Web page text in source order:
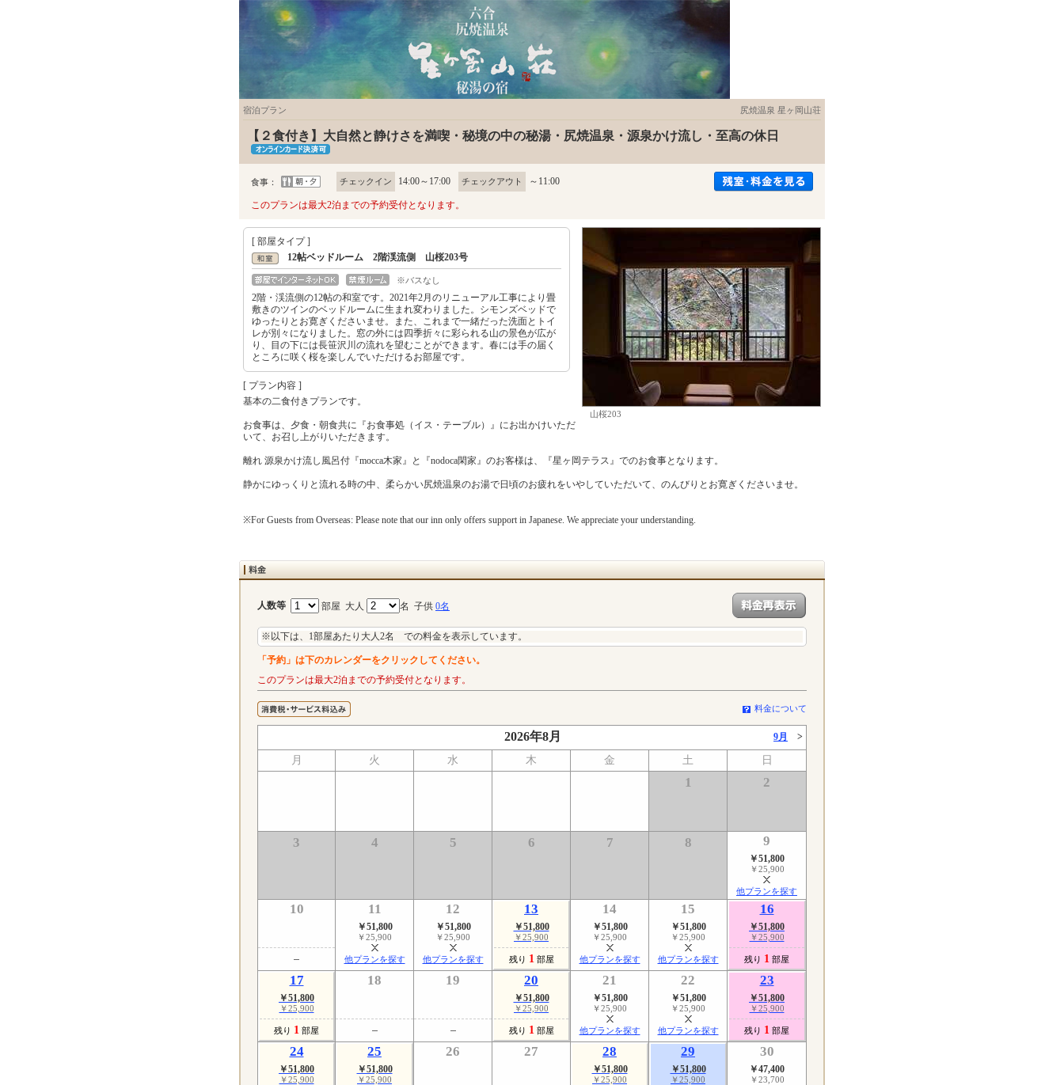
宿泊プラン 尻焼温泉 星ヶ岡山荘
【２食付き】大自然と静けさを満喫・秘境の中の秘湯・尻焼温泉・源泉かけ流し・至高の休日
食事： チェックイン 14:00～17:00 チェックアウト ～11:00
このプランは最大2泊までの予約受付となります。
[ 部屋タイプ ]
12帖ベッドルーム 2階渓流側 山桜203号
※バスなし
2階・渓流側の12帖の和室です。2021年2月のリニューアル工事により畳
敷きのツインのベッドルームに生まれ変わりました。シモンズベッドで
ゆったりとお寛ぎくださいませ。また、これまで一緒だった洗面とトイ
レが別々になりました。窓の外には四季折々に彩られる山の景色が広が
り、目の下には長笹沢川の流れを望むことができます。春には手の届く
ところに咲く桜を楽しんでいただけるお部屋です。
山桜203
[ プラン内容 ]
基本の二食付きプランです。
お食事は、夕食・朝食共に『お食事処（イス・テーブル）』にお出かけいただ
いて、お召し上がりいただきます。
離れ 源泉かけ流し風呂付『mocca木家』と『nodoca閑家』のお客様は、『星ヶ岡テラス』でのお食事となります。
静かにゆっくりと流れる時の中、柔らかい尻焼温泉のお湯で日頃のお疲れをいやしていただいて、のんびりとお寛ぎくださいませ。
※For Guests from Overseas: Please note that our inn only offers support in Japanese. We appreciate your understanding.
人数等 部屋 大人 名 子供 0名
※以下は、1部屋あたり大人2名 での料金を表示しています。
「予約」は下のカレンダーをクリックしてください。
このプランは最大2泊までの予約受付となります。
料金について
2026年8月 9月 >
月 火 水 木 金 土 日
1 2
3 4 5 6 7 8 9
￥51,800
￥25,900
他プランを探す
10 11
￥51,800
￥25,900
他プランを探す
12
￥51,800
￥25,900
他プランを探す
13
￥51,800
￥25,900
残り 1 部屋
14
￥51,800
￥25,900
他プランを探す
15
￥51,800
￥25,900
他プランを探す
16
￥51,800
￥25,900
残り 1 部屋
17
￥51,800
￥25,900
残り 1 部屋
18 19 20
￥51,800
￥25,900
残り 1 部屋
21
￥51,800
￥25,900
他プランを探す
22
￥51,800
￥25,900
他プランを探す
23
￥51,800
￥25,900
残り 1 部屋
24
￥51,800
￥25,900
25
￥51,800
￥25,900
26 27 28
￥51,800
￥25,900
29
￥51,800
￥25,900
30
￥47,400
￥23,700